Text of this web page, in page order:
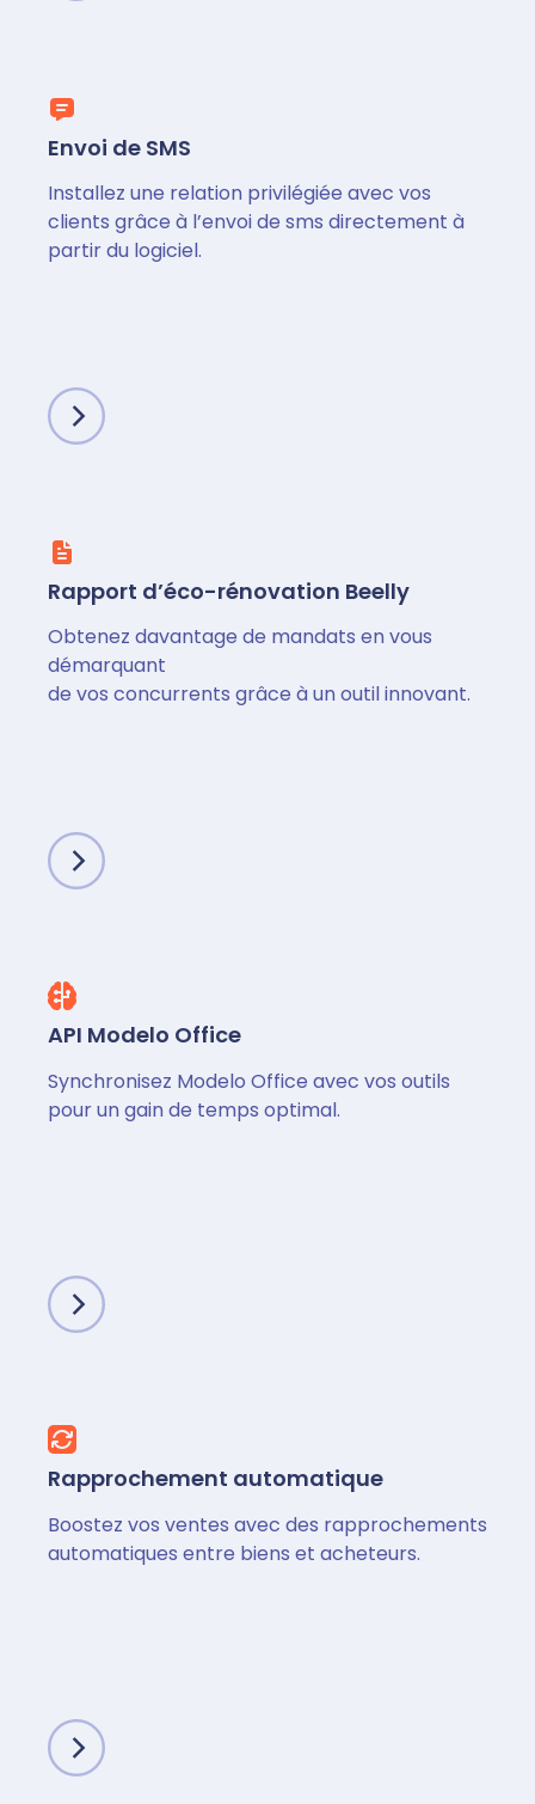
Envoi de SMS
Installez une relation privilégiée avec vos
clients grâce à l’envoi de sms directement à
partir du logiciel.
Rapport d’éco-rénovation Beelly
Obtenez davantage de mandats en vous
démarquant
de vos concurrents grâce à un outil innovant.
API Modelo Office
Synchronisez Modelo Office avec vos outils
pour un gain de temps optimal.
Rapprochement automatique
Boostez vos ventes avec des rapprochements
automatiques entre biens et acheteurs.